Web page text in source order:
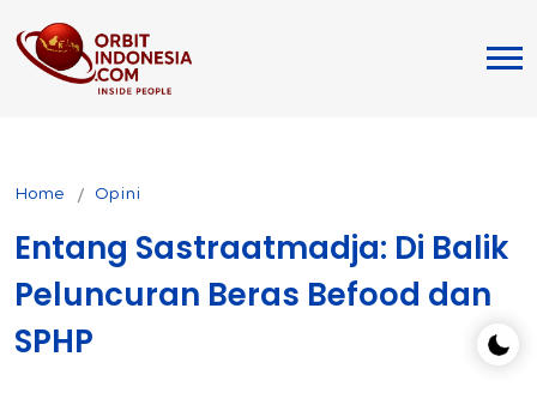
Home Opini
Entang Sastraatmadja: Di Balik
Peluncuran Beras Befood dan
SPHP